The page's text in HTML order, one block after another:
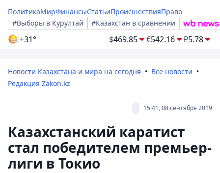
ПолитикаМирФинансыСтатьиПроисшествияПраво
#Выборы в Курултай
#Казахстан в сравнении
+31° $469.85 €542.16 ₽5.78
Новости Казахстана и мира на сегодня
Все новости
Редакция Zakon.kz
15:41, 08 сентября 2019
Казахстанский каратист
стал победителем премьер-
лиги в Токио